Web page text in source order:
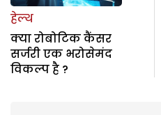
हेल्थ
क्या रोबोटिक कैंसर
सर्जरी एक भरोसेमंद
विकल्प है ?